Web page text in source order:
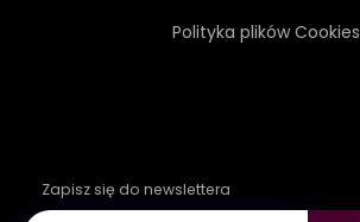
Polityka plików Cookies
Zapisz się do newslettera